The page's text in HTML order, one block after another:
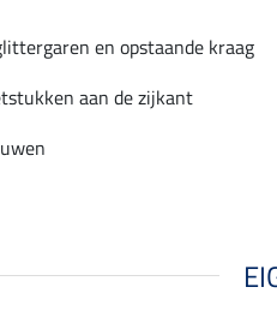
en opstaande kraag
aan de zijkant